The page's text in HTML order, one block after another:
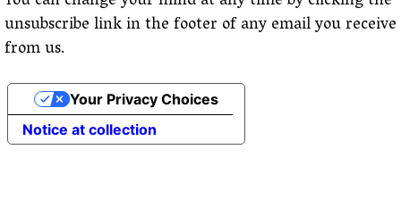
unsubscribe link in the footer of any email you receive
from us.
Notice at collection
Your Privacy Choices